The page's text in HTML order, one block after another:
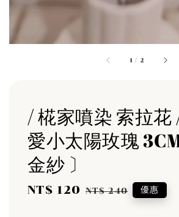
1 / 2
/ 椛家噴染 索拉花
愛小太陽玫瑰
金紗 〕
Sale
NT$ 120 Regular
NT$ 240 優惠